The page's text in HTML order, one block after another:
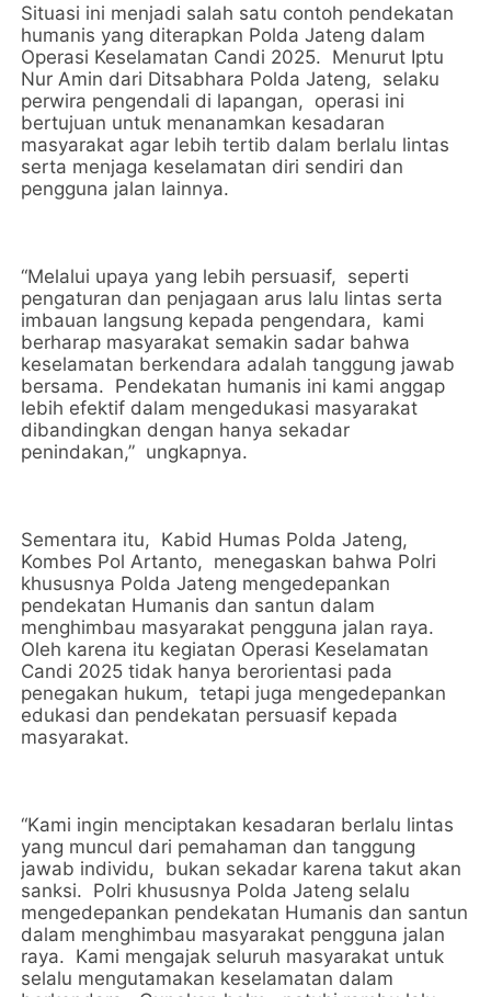
Situasi ini menjadi salah satu contoh pendekatan
humanis yang diterapkan Polda Jateng dalam
Operasi Keselamatan Candi 2025. Menurut Iptu
Nur Amin dari Ditsabhara Polda Jateng, selaku
perwira pengendali di lapangan, operasi ini
bertujuan untuk menanamkan kesadaran
masyarakat agar lebih tertib dalam berlalu lintas
serta menjaga keselamatan diri sendiri dan
pengguna jalan lainnya.
“Melalui upaya yang lebih persuasif, seperti
pengaturan dan penjagaan arus lalu lintas serta
imbauan langsung kepada pengendara, kami
berharap masyarakat semakin sadar bahwa
keselamatan berkendara adalah tanggung jawab
bersama. Pendekatan humanis ini kami anggap
lebih efektif dalam mengedukasi masyarakat
dibandingkan dengan hanya sekadar
penindakan,” ungkapnya.
Sementara itu, Kabid Humas Polda Jateng,
Kombes Pol Artanto, menegaskan bahwa Polri
khususnya Polda Jateng mengedepankan
pendekatan Humanis dan santun dalam
menghimbau masyarakat pengguna jalan raya.
Oleh karena itu kegiatan Operasi Keselamatan
Candi 2025 tidak hanya berorientasi pada
penegakan hukum, tetapi juga mengedepankan
edukasi dan pendekatan persuasif kepada
masyarakat.
“Kami ingin menciptakan kesadaran berlalu lintas
yang muncul dari pemahaman dan tanggung
jawab individu, bukan sekadar karena takut akan
sanksi. Polri khususnya Polda Jateng selalu
mengedepankan pendekatan Humanis dan santun
dalam menghimbau masyarakat pengguna jalan
raya. Kami mengajak seluruh masyarakat untuk
selalu mengutamakan keselamatan dalam